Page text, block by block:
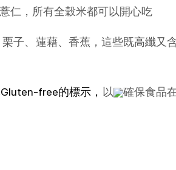
仁，所有全穀米都可以開心吃
子、蓮藉、香蕉，這些既高纖又
Gluten-free的標示， 以
確保食品